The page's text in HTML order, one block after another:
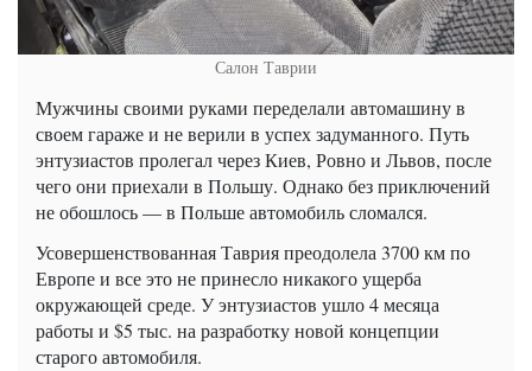
Салон Таврии
Мужчины своими руками переделали автомашину в
своем гараже и не верили в успех задуманного. Путь
энтузиастов пролегал через Киев, Ровно и Львов, после
чего они приехали в Польшу. Однако без приключений
не обошлось — в Польше автомобиль сломался.
Усовершенствованная Таврия преодолела 3700 км по
Европе и все это не принесло никакого ущерба
окружающей среде. У энтузиастов ушло 4 месяца
работы и $5 тыс. на разработку новой концепции
старого автомобиля.